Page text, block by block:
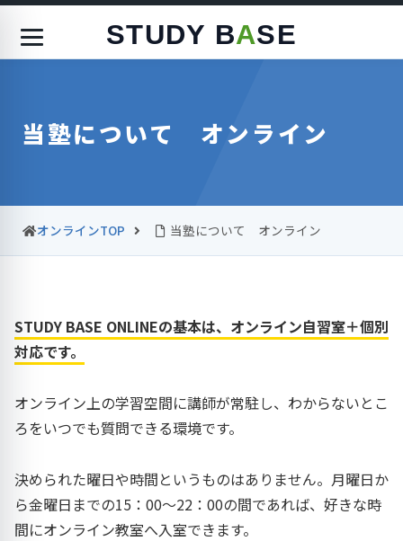
STUDY BASE
当塾について オンライン
オンラインTOP 当塾について オンライン
STUDY BASE ONLINEの基本は、オンライン自習室＋個別
対応です。
オンライン上の学習空間に講師が常駐し、わからないとこ
ろをいつでも質問できる環境です。
決められた曜日や時間というものはありません。月曜日か
ら金曜日までの15：00〜22：00の間であれば、好きな時
間にオンライン教室へ入室できます。